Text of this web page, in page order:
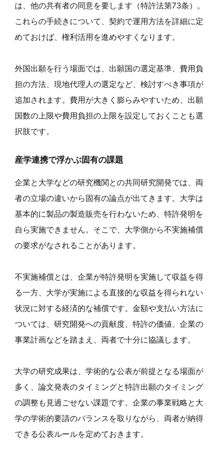
は、他の共有者の同意を要します（特許法第73条）。
これらの手続きについて、契約で運用方法を詳細に定
めておけば、権利活用を進めやすくなります。
外国出願を行う場面では、出願国の選定基準、費用負
担の方法、現地代理人の選定など、検討すべき事項が
追加されます。費用が大きく膨らみやすいため、出願
国数の上限や費用負担の上限を設定しておくことも選
択肢です。
産学連携で浮かぶ固有の課題
企業と大学などの研究機関との共同研究開発では、両
者の立場の違いから固有の論点が出てきます。大学は
基本的に製品の製造販売を行わないため、特許発明を
自ら実施できません。そこで、大学側から不実施補償
の要求がなされることがあります。
不実施補償とは、企業が特許発明を実施して収益を得
る一方、大学が実施による直接的な収益を得られない
状況に対する経済的な補償です。金額や支払い方法に
ついては、研究開発への貢献度、特許の価値、企業の
事業計画などを踏まえ、両者で十分に協議します。
大学の研究成果は、学術的な公表が前提となる場面が
多く、論文発表のタイミングと特許出願のタイミング
の調整も見過ごせない課題です。企業の事業戦略と大
学の学術的要請のバランスを取りながら、両者が納得
できる公表ルールを定めておきます。